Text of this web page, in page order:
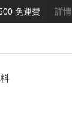
免運費 詳情